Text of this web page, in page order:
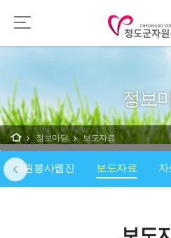
정보
정보마당 보도자료
자원봉사웹진 보도자료 자